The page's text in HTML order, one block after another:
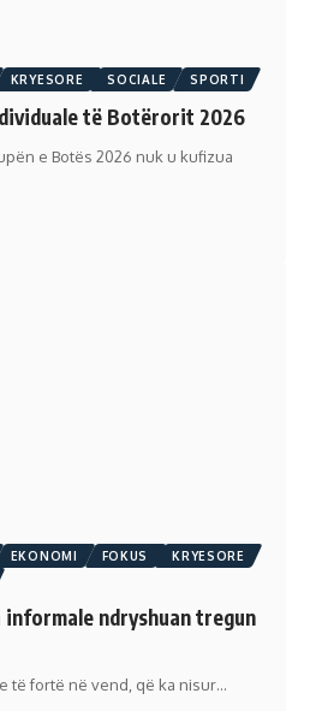
KRYESORE SOCIALE SPORTI
të Botërorit 2026
e Botës 2026 nuk u kufizua
EKONOMI FOKUS
KRYESORE
ndryshuan tregun
të fortë në vend, që ka nisur…